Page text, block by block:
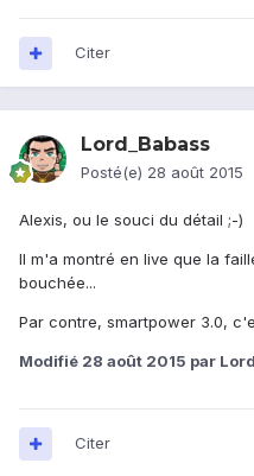
Citer
Lord_Babass
Posté(e) 28 août 2015
Alexis, ou le souci du détail ;-)
Il m'a montré en live que la
bouchée...
Par contre, smartpower 3.0,
Modifié 28 août 2015 par
Citer